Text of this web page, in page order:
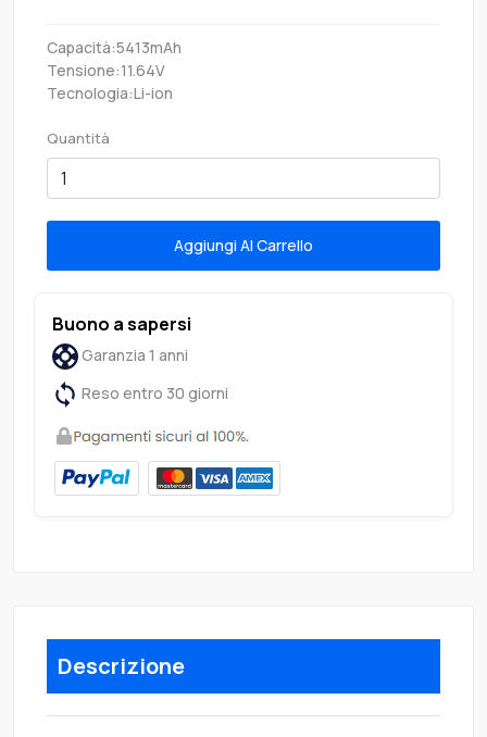
Capacità:5413mAh
Tensione:11.64V
Tecnologia:Li-ion
Quantità
Aggiungi Al Carrello
Buono a sapersi
Garanzia 1 anni
Reso entro 30 giorni
Descrizione